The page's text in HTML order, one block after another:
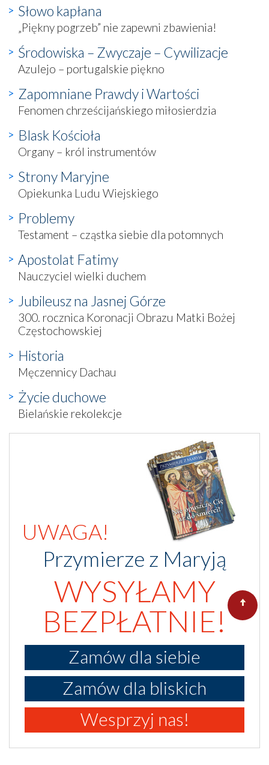
Słowo kapłana
„Piękny pogrzeb” nie zapewni zbawienia!
Środowiska – Zwyczaje – Cywilizacje
Azulejo – portugalskie piękno
Zapomniane Prawdy i Wartości
Fenomen chrześcijańskiego miłosierdzia
Blask Kościoła
Organy – król instrumentów
Strony Maryjne
Opiekunka Ludu Wiejskiego
Problemy
Testament – cząstka siebie dla potomnych
Apostolat Fatimy
Nauczyciel wielki duchem
Jubileusz na Jasnej Górze
300. rocznica Koronacji Obrazu Matki Bożej
Częstochowskiej
Historia
Męczennicy Dachau
Życie duchowe
Bielańskie rekolekcje
UWAGA!
Przymierze z Maryją
WYSYŁAMY
BEZPŁATNIE!
Zamów dla siebie
Zamów dla bliskich
Wesprzyj nas!